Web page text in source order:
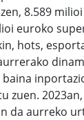
8.589
euroko
hots,
zuen. 2023an,
da aurreko